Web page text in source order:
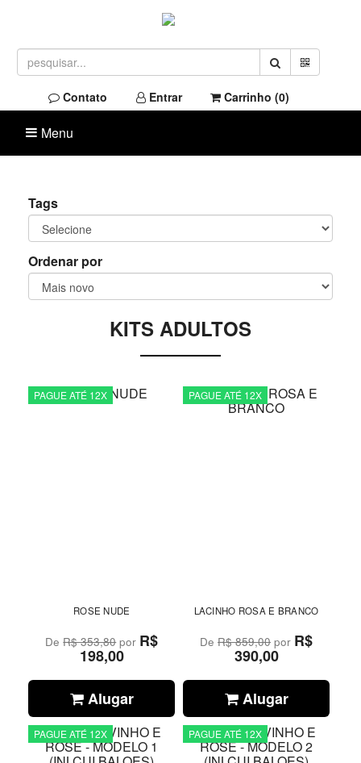
Contato Entrar Carrinho (0)
Menu
Tags
Ordenar por
KITS ADULTOS
PAGUE ATÉ 12X
ROSE NUDE
DeR$ 353,80por R$
198,00
Alugar
PAGUE ATÉ 12X
LACINHO ROSA E BRANCO
DeR$ 859,00 por R$
390,00
Alugar
PAGUE ATÉ 12X PAGUE ATÉ 12X